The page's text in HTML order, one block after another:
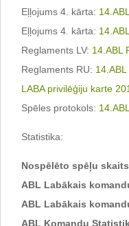
Eļļojums 4. kārta:
Eļļojums 4. kārta:
Reglaments LV: 14.ABL
Reglaments RU:
LABA privilēģiju karte
Spēles protokols:
Statistika:
Nospēlēto spēļu
ABL Labākais
ABL Labākais
ABL Komandu